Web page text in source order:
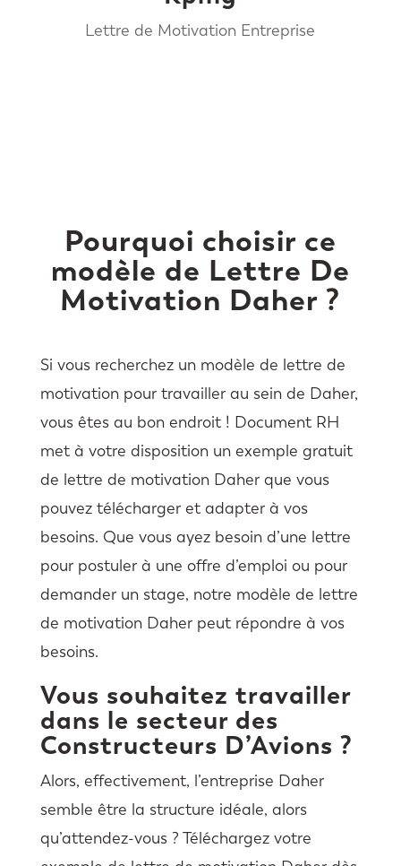
Lettre de Motivation Entreprise
Pourquoi choisir ce
modèle de Lettre De
Motivation Daher ?
Si vous recherchez un modèle de lettre de
motivation pour travailler au sein de Daher,
vous êtes au bon endroit ! Document RH
met à votre disposition un exemple gratuit
de lettre de motivation Daher que vous
pouvez télécharger et adapter à vos
besoins. Que vous ayez besoin d’une lettre
pour postuler à une offre d’emploi ou pour
demander un stage, notre modèle de lettre
de motivation Daher peut répondre à vos
besoins.
Vous souhaitez travailler
dans le secteur des
Constructeurs D’Avions ?
Alors, effectivement, l’entreprise Daher
semble être la structure idéale, alors
qu’attendez-vous ? Téléchargez votre